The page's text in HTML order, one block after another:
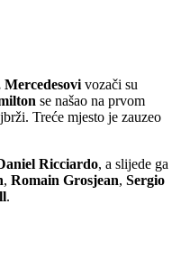
Mercedesovi vozači su
se našao na prvom
Treće mjesto je zauzeo
Ricciardo, a slijede ga
, Romain Grosjean, Sergio
.